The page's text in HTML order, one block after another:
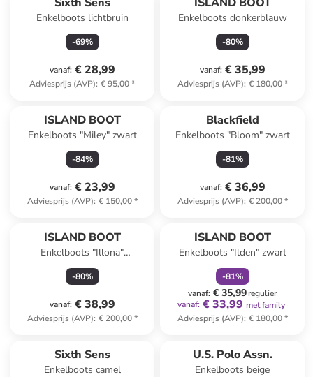
Enkelboots lichtbruin
-69%
vanaf: € 28,99
Adviesprijs (AVP): € 95,00*
Enkelboots donkerblauw
-80%
vanaf: € 35,99
Adviesprijs (AVP): € 180,00*
ISLAND BOOT
Enkelboots "Miley" zwart
-84%
vanaf: € 23,99
Adviesprijs (AVP): € 150,00*
Blackfield
Enkelboots "Bloom" zwart
-81%
vanaf: € 36,99
Adviesprijs (AVP): € 200,00*
ISLAND BOOT
Enkelboots "Illona"
lichtbruin/crème
-80%
vanaf: € 38,99
Adviesprijs (AVP): € 200,00*
ISLAND BOOT
Enkelboots "Ilden" zwart
-81%
vanaf: € 35,99regulier
vanaf: € 33,99 met family
Adviesprijs (AVP): € 180,00*
Sixth Sens
Enkelboots camel
U.S. Polo Assn.
Enkelboots beige